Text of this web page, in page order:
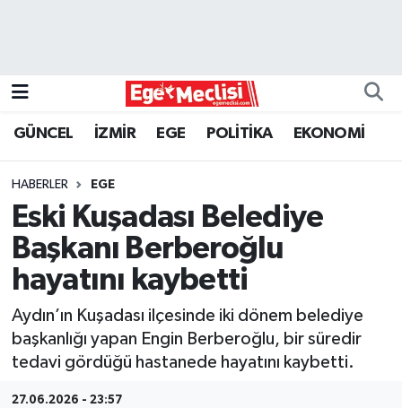
GÜNCEL İZMİR EGE POLİTİKA EKONOMİ
HABERLER EGE
Eski Kuşadası Belediye
Başkanı Berberoğlu
hayatını kaybetti
Aydın’ın Kuşadası ilçesinde iki dönem belediye
başkanlığı yapan Engin Berberoğlu, bir süredir
tedavi gördüğü hastanede hayatını kaybetti.
27.06.2026 - 23:57
GÜNCEL
İZMİR
ÖZEL HABER
POLİTİKA
Programlar